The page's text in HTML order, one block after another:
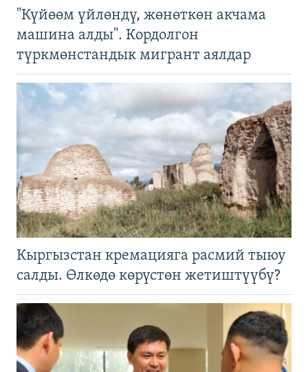
"Күйөөм үйлөндү, жөнөткөн акчама
машина алды". Кордолгон
түркмөнстандык мигрант аялдар
Кыргызстан кремацияга расмий тыюу
салды. Өлкөдө көрүстөн жетиштүүбү?